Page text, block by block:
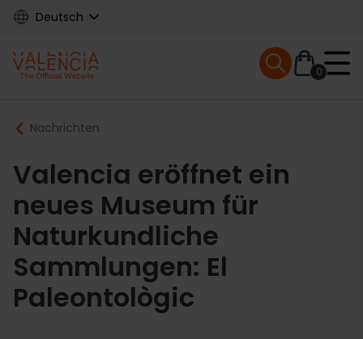
Skip
content
Deutsch
Main
navigation
0
Mobile menu
Breadcrumb
Nachrichten
Valencia eröffnet ein
neues Museum für
Naturkundliche
Sammlungen: El
Paleontològic